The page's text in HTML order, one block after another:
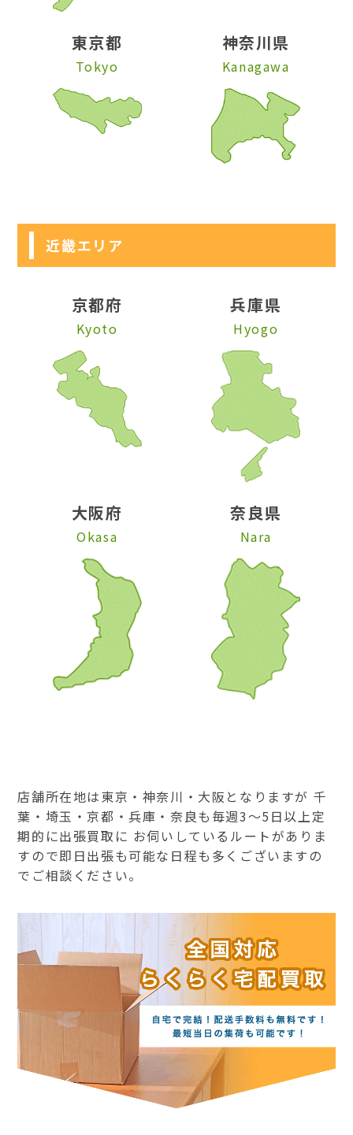
東京都
Tokyo
神奈川県
Kanagawa
近畿エリア
京都府
Kyoto
兵庫県
Hyogo
大阪府
Okasa
奈良県
Nara
店舗所在地は東京・神奈川・大阪となりますが 千
葉・埼玉・京都・兵庫・奈良も毎週3～5日以上定
期的に出張買取に お伺いしているルートがありま
すので即日出張も可能な日程も多くございますの
でご相談ください。